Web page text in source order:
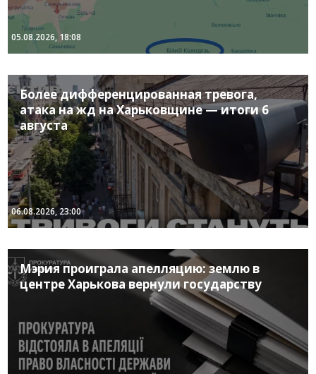
05.08.2026, 18:08
Более дифференцированная тревога,
атака на жд на Харьковщине — итоги 6
августа
06.08.2026, 23:00
Мэрия проиграла апелляцию: землю в
центре Харькова вернули государству